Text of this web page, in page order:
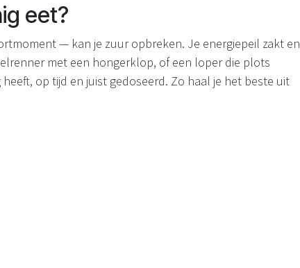
eet?
— kan je zuur opbreken. Je energiepeil zakt en
met een hongerklop, of een loper die plots
op tijd en juist gedoseerd. Zo haal je het beste uit